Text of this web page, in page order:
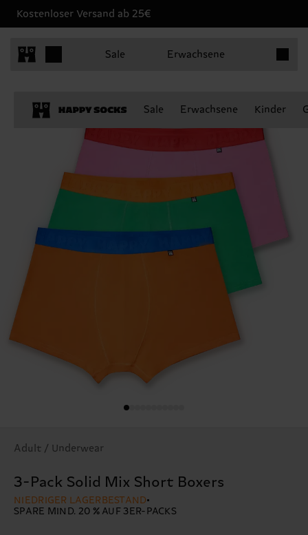
Kostenloser Versand ab 25€
Sale Erwachsene
Sale Erwachsene Kinder
Adult / Underwear
3-Pack Solid Mix Short Boxers
NIEDRIGER LAGERBESTAND
SPARE MIND. 20 % AUF 3ER-PACKS